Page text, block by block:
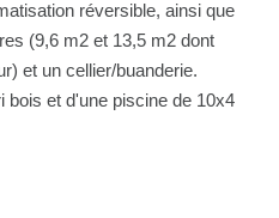
réversible, ainsi que
(9,6 m2 et 13,5 m2 dont
et un cellier/buanderie.
bois et d'une piscine de 10x4